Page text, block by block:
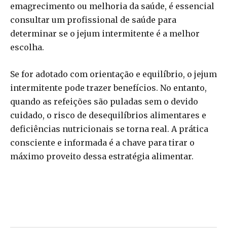
emagrecimento ou melhoria da saúde, é essencial
consultar um profissional de saúde para
determinar se o jejum intermitente é a melhor
escolha.
Se for adotado com orientação e equilíbrio, o jejum
intermitente pode trazer benefícios. No entanto,
quando as refeições são puladas sem o devido
cuidado, o risco de desequilíbrios alimentares e
deficiências nutricionais se torna real. A prática
consciente e informada é a chave para tirar o
máximo proveito dessa estratégia alimentar.